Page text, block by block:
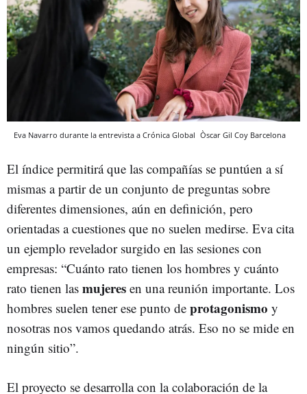
Eva Navarro durante la entrevista a Crónica Global Òscar Gil Coy Barcelona
El índice permitirá que las compañías se puntúen a sí
mismas a partir de un conjunto de preguntas sobre
diferentes dimensiones, aún en definición, pero
orientadas a cuestiones que no suelen medirse. Eva cita
un ejemplo revelador surgido en las sesiones con
empresas: “Cuánto rato tienen los hombres y cuánto
rato tienen las mujeres en una reunión importante. Los
hombres suelen tener ese punto de protagonismo y
nosotras nos vamos quedando atrás. Eso no se mide en
ningún sitio”.
El proyecto se desarrolla con la colaboración de la